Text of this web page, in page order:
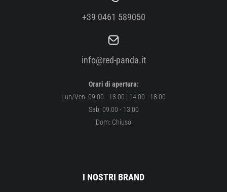
+39 0461 589050
info@red-panda.it
Orari di apertura:
Lun/Ven: 09.00 - 13.00 | 14.00 - 18.00
Sab: 09.00 - 13.00
Dom: Chiuso
I NOSTRI BRAND